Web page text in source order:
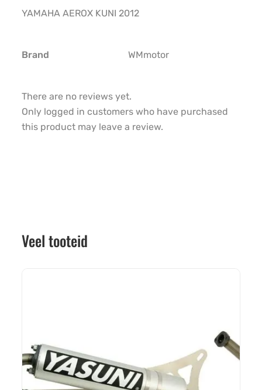
YAMAHA AEROX KUNI 2012
Brand WMmotor
There are no reviews yet.
Only logged in customers who have purchased
this product may leave a review.
Veel tooteid